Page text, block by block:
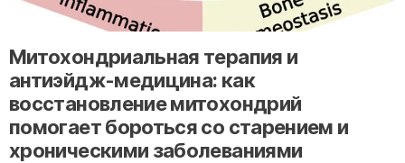
" alt="loading" class="img-responsive"/>
Митохондриальная терапия и
антиэйдж-медицина: как
восстановление митохондрий
помогает бороться со старением и
хроническими заболеваниями